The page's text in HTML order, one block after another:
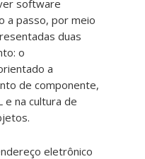
software
a passo, por meio
duas
o
a
de componente,
e na cultura de
eletrônico